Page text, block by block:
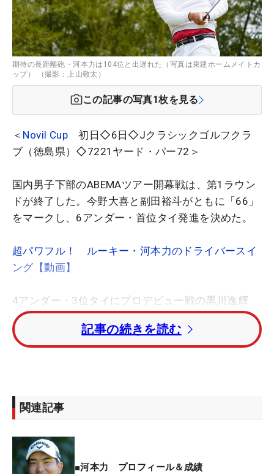
期待の長距離砲・河本力は104位と出遅れた（写真は東建ホームメイトカ
ップ） （撮影：上山敬太）
この記事の写真1枚を見る
＜ Novil Cup 初日◇6日◇Jクラシックゴルフクラ
ブ（徳島県）◇7221ヤード・パー72＞
国内男子下部のABEMAツアー開幕戦は、第1ラウン
ドが終了した。今野大喜と副田裕斗がともに「66」
をマークし、6アンダー・首位タイ発進を決めた。
超パワフル！ ルーキー・河本力のドライバースイ
ング【動画】
4アンダー・3位タイにプロデビュー戦の黒川逸輝
や、日高将史、中里光之介、アマチュアの古川龍之
介（日大4年）ら10人が続いた。
双子の弟・航輝は1アンダー・32位タイ、黒川兄弟
と同じくプロデビュー戦の米澤蓮も同スコアで初日
10年ぶりの下部ツアー出場となる藤本佳則は、ルー
記事の続きを読む
関連記事
■河本力 プロフィール＆成績